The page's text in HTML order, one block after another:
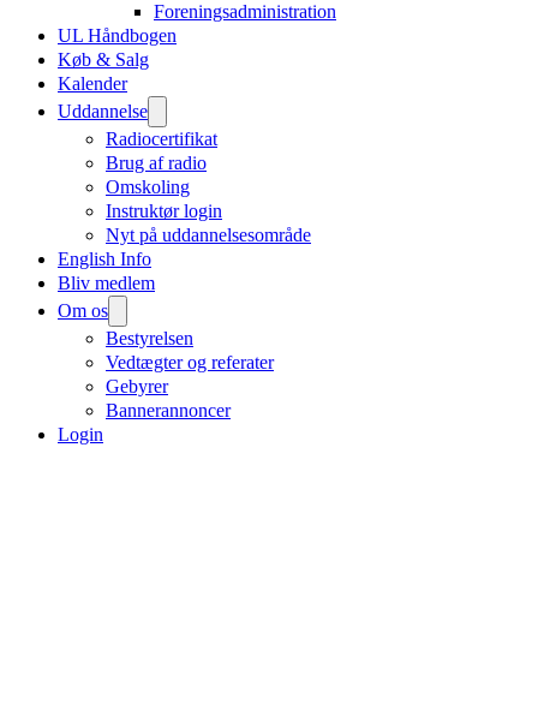
Foreningsadministration
UL Håndbogen
Køb & Salg
Kalender
Uddannelse
Radiocertifikat
Brug af radio
Omskoling
Instruktør login
Nyt på uddannelsesområde
English Info
Bliv medlem
Om os
Bestyrelsen
Vedtægter og referater
Gebyrer
Bannerannoncer
Login